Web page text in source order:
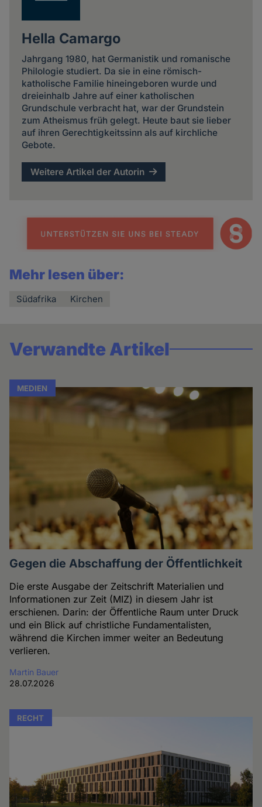
Hella Camargo
Jahrgang 1980, hat Germanistik und romanische
Philologie studiert. Da sie in eine römisch-
katholische Familie hineingeboren wurde und
dreieinhalb Jahre auf einer katholischen
Grundschule verbracht hat, war der Grundstein
zum Atheismus früh gelegt. Heute baut sie lieber
auf ihren Gerechtigkeitssinn als auf kirchliche
Gebote.
Weitere Artikel der Autorin
Mehr lesen über:
Südafrika Kirchen
Verwandte Artikel
MEDIEN
Gegen die Abschaffung der Öffentlichkeit
Die erste Ausgabe der Zeitschrift Materialien und
Informationen zur Zeit (MIZ) in diesem Jahr ist
erschienen. Darin: der Öffentliche Raum unter Druck
und ein Blick auf christliche Fundamentalisten,
während die Kirchen immer weiter an Bedeutung
verlieren.
Martin Bauer
28.07.2026
RECHT